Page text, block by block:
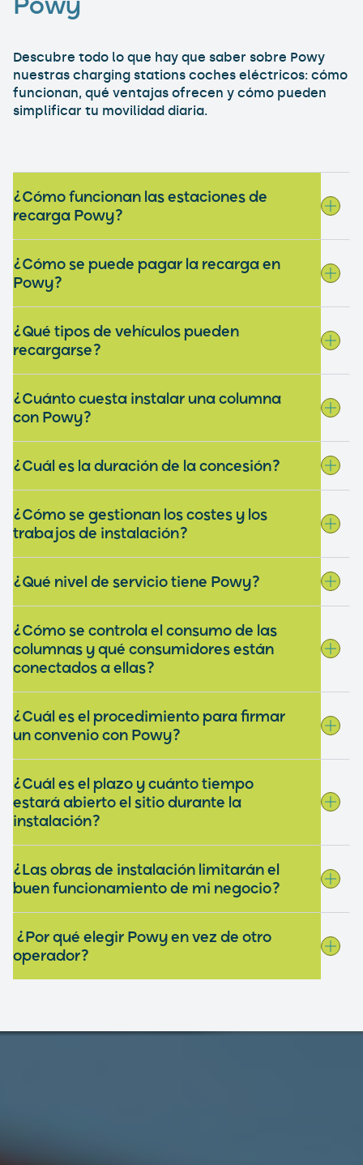
Powy
Descubre todo lo que hay que saber sobre Powy
nuestras charging stations coches eléctricos: cómo
funcionan, qué ventajas ofrecen y cómo pueden
simplificar tu movilidad diaria.
¿Cómo funcionan las estaciones de
recarga Powy?
¿Cómo se puede pagar la recarga en
Powy?
¿Qué tipos de vehículos pueden
recargarse?
¿Cuánto cuesta instalar una columna
con Powy?
¿Cuál es la duración de la concesión?
¿Cómo se gestionan los costes y los
trabajos de instalación?
¿Qué nivel de servicio tiene Powy?
¿Cómo se controla el consumo de las
columnas y qué consumidores están
conectados a ellas?
¿Cuál es el procedimiento para firmar
un convenio con Powy?
¿Cuál es el plazo y cuánto tiempo
estará abierto el sitio durante la
instalación?
¿Las obras de instalación limitarán el
buen funcionamiento de mi negocio?
¿Por qué elegir Powy en vez de otro
operador?